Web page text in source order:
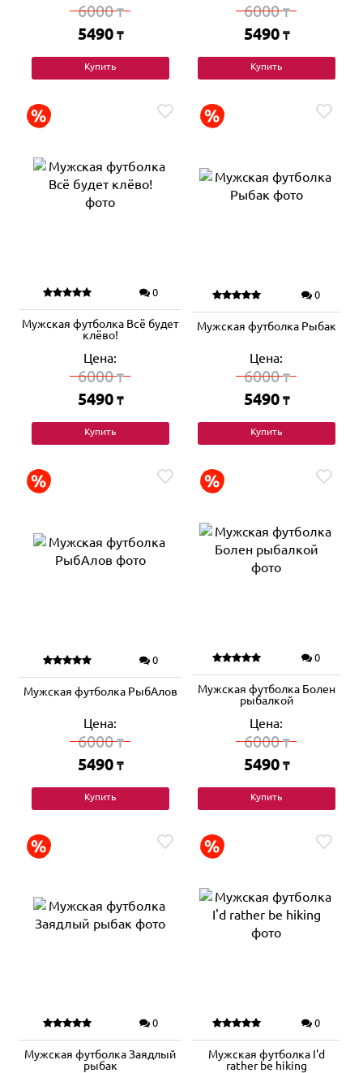
6000₸
5490 ₸
Купить
6000₸
5490 ₸
Купить
0
Мужская футболка Всё будет
клёво!
Цена:
6000₸
5490 ₸
Купить
0
Мужская футболка Рыбак
Цена:
6000₸
5490 ₸
Купить
0
Мужская футболка РыбАлов
Цена:
6000₸
5490 ₸
Купить
0
Мужская футболка Болен
рыбалкой
Цена:
6000₸
5490 ₸
Купить
0
Мужская футболка Заядлый
рыбак
0
Мужская футболка I'd
rather be hiking